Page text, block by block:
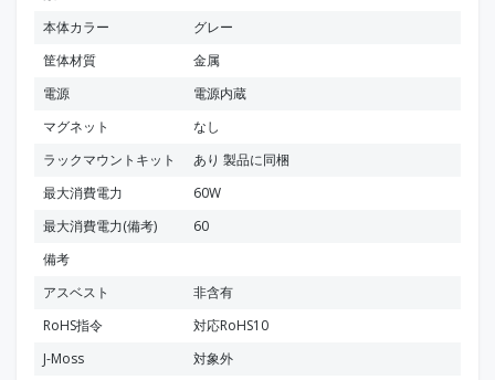
本体カラー
グレー
筐体材質
金属
電源
電源内蔵
マグネット
なし
ラックマウントキット
あり 製品に同梱
最大消費電力
60W
最大消費電力(備考)
60
備考
アスベスト
非含有
RoHS指令
対応RoHS10
J-Moss
対象外